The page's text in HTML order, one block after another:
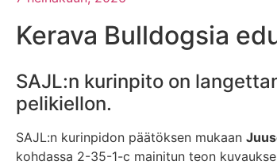
Kerava Bulldogsia
SAJL:n kurinpito on
pelikiellon.
SAJL:n kurinpidon päätöksen mukaan
kohdassa 2-35-1-c mainitun teon